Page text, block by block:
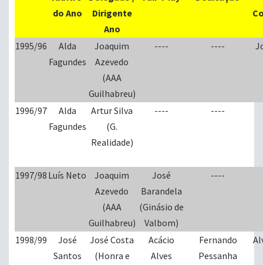
do Ano
Dirigente
Ano
1995/96
Alda
Fagundes
Joaquim
Azevedo
(AAA
Guilhabreu)
---- ----
1996/97
Alda
Fagundes
Artur Silva
(G.
Realidade)
----
----
1997/98 Luís Neto
Joaquim
Azevedo
(AAA
Guilhabreu)
José
Barandela
(Ginásio de
Valbom)
----
1998/99
José
Santos
José Costa
(Honra e
Acácio
Alves
Fernando
Pessanha